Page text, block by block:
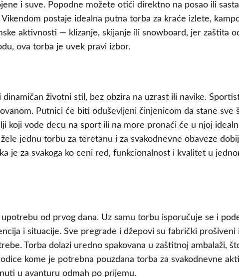
i suve. Popodne možete otići direktno na posao ili
postaje idealna putna torba za kraće izlete,
aktivnosti — klizanje, skijanje ili snowboard, jer zaštita
ova torba je uvek pravi izbor.
životni stil, bez obzira na uzrast ili navike.
Putnici će biti oduševljeni činjenicom da stane sve
koji vode decu na sport ili na more pronaći će u njoj
jednu torbu za teretanu i za svakodnevne obaveze
je za svakoga ko ceni red, funkcionalnost i kvalitet u
od prvog dana. Uz samu torbu isporučuje se i
i situacije. Sve pregrade i džepovi su fabrički
Torba dolazi uredno spakovana u zaštitnoj ambalaži,
kome je potrebna pouzdana torba za svakodnevne
u avanturu odmah po prijemu.